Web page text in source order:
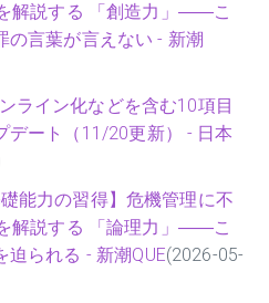
解説する 「創造力」――こ
の言葉が言えない - 新潮
ライン化などを含む10項目
デート（11/20更新） - 日本
能力の習得】危機管理に不
解説する 「論理力」――こ
られる - 新潮QUE(2026-05-